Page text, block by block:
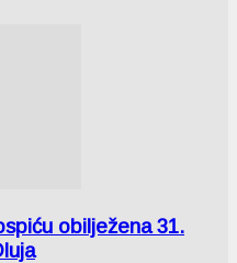
obilježena 31.